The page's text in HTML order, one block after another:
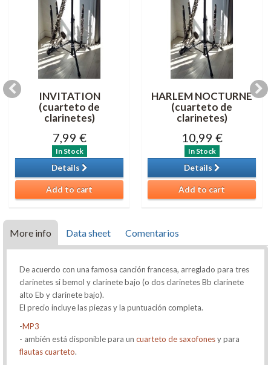
INVITATION
(cuarteto de
clarinetes)
7,99 €
In Stock
Details
Add to cart
HARLEM NOCTURNE
(cuarteto de
clarinetes)
10,99 €
In Stock
Details
Add to cart
More info Data sheet Comentarios
De acuerdo con una famosa canción francesa, arreglado para tres
clarinetes si bemol y clarinete bajo (o dos clarinetes Bb clarinete
alto Eb y clarinete bajo).
El precio incluye las piezas y la puntuación completa.
-MP3
- ambién está disponible para un cuarteto de saxofonesy para
flautas cuarteto.